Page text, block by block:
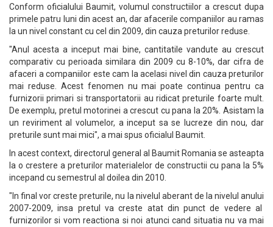
Conform oficialului Baumit, volumul constructiilor a crescut dupa
primele patru luni din acest an, dar afacerile companiilor au ramas
la un nivel constant cu cel din 2009, din cauza preturilor reduse.
"Anul acesta a inceput mai bine, cantitatile vandute au crescut
comparativ cu perioada similara din 2009 cu 8-10%, dar cifra de
afaceri a companiilor este cam la acelasi nivel din cauza preturilor
mai reduse. Acest fenomen nu mai poate continua pentru ca
furnizorii primari si transportatorii au ridicat preturile foarte mult.
De exemplu, pretul motorinei a crescut cu pana la 20%. Asistam la
un reviriment al volumelor, a inceput sa se lucreze din nou, dar
preturile sunt mai mici", a mai spus oficialul Baumit.
In acest context, directorul general al Baumit Romania se asteapta
la o crestere a preturilor materialelor de constructii cu pana la 5%
incepand cu semestrul al doilea din 2010.
"In final vor creste preturile, nu la nivelul aberant de la nivelul anului
2007-2009, insa pretul va creste atat din punct de vedere al
furnizorilor si vom reactiona si noi atunci cand situatia nu va mai